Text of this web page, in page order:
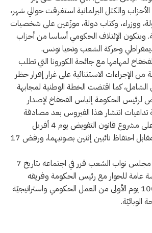
والكتل البرلمانية استغرقت حوالي شهر،
ووزراء، وكتاب دولة، موزّعين على شخصيات
ويتكون الإئتلاف الحكومي أساسا من أحزاب
وحركة الشعب وتحيا تونس.
لمهامها مع جائحة الكورونا التي تطلب
الإجراءات الاستثنائية على غرار إقرار حظر
كما اقتضت الخطة الوطنية لمجابهة
لرئيس الحكومة إلياس الفخفاخ لإصدار
انتشار هذا الفيروس بعد مصادقة
مجلس نواب الشعب على مشروع قانون التفويض يوم 4 أفريل
الماضي بـ 178 صوتا، مقابل احتفاظ نائبين إثنين بصوتيهما، ورفض 17
يجدر التذكير ان مكتب مجلس نواب الشعب قرر في اجتماعه بتاريخ 7
جلسة عامة للحوار مع رئيس الحكومة وفريقه
للتداول حول تقييم الـ100 يوم الأولى من العمل الحكومي واستراتيجيّة
الوبائيّة.